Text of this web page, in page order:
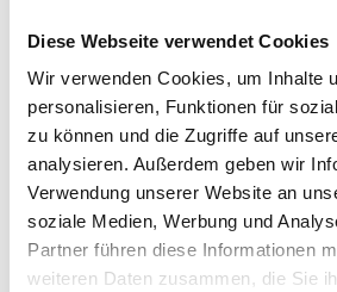
Diese Webseite verwendet Cookies
Wir verwenden Cookies, um Inhalte
personalisieren, Funktionen für
zu können und die Zugriffe auf
analysieren. Außerdem geben wir
Verwendung unserer Website an
soziale Medien, Werbung und
Partner führen diese Informationen
weiteren Daten zusammen, die Sie
WUSSTENSIE DAS SCHON?
PRÜFUNG BESTANDEN?